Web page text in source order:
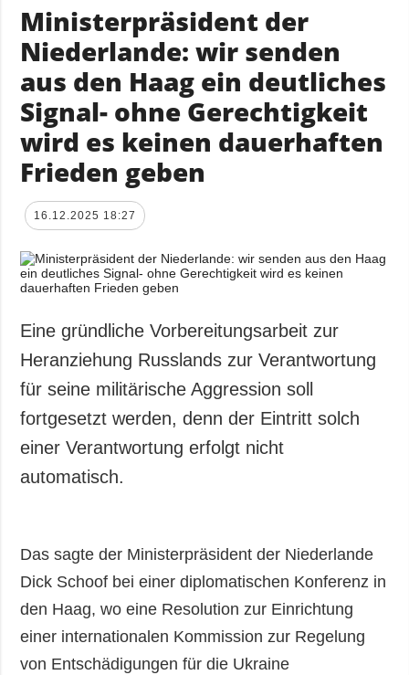
Ministerpräsident der
Niederlande: wir senden
aus den Haag ein deutliches
Signal- ohne Gerechtigkeit
wird es keinen dauerhaften
Frieden geben
16.12.2025 18:27
Eine gründliche Vorbereitungsarbeit zur
Heranziehung Russlands zur Verantwortung
für seine militärische Aggression soll
fortgesetzt werden, denn der Eintritt solch
einer Verantwortung erfolgt nicht
automatisch.
Das sagte der Ministerpräsident der Niederlande
Dick Schoof bei einer diplomatischen Konferenz in
den Haag, wo eine Resolution zur Einrichtung
einer internationalen Kommission zur Regelung
von Entschädigungen für die Ukraine